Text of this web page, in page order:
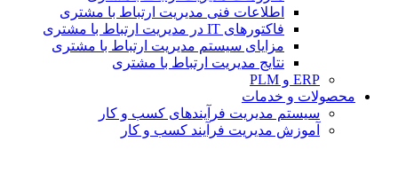
اطلاعات فنی مدیریت ارتباط با مشتری
فاکتورهای IT در مدیریت ارتباط با مشتری
مزایای سیستم مدیریت ارتباط با مشتری
نتایج مدیریت ارتباط با مشتری
ERP و PLM
محصولات و خدمات
سیستم مدیریت فرآیندهای کسب و کار
آموزش مدیریت فرآیند کسب و کار